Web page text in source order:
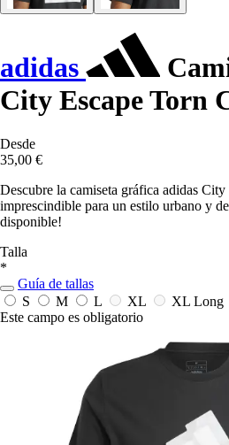
adidas
City Escape Torn
Desde
35,00 €
Descubre la camiseta gráfica adidas
imprescindible para un estilo urbano y
disponible!
Talla
*
Guía de tallas
S
M L XL
XL Long
Este campo es obligatorio